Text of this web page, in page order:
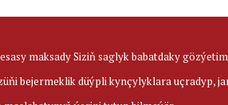
maksady Siziň saglyk babatdaky
bejermeklik düýpli kynçylyklara uçradyp,